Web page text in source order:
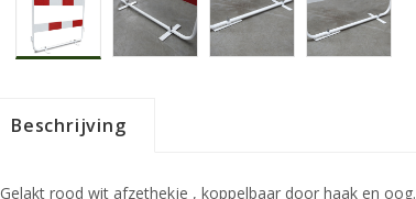
Beschrijving
Gelakt rood wit afzethekje , koppelbaar door haak en oog.